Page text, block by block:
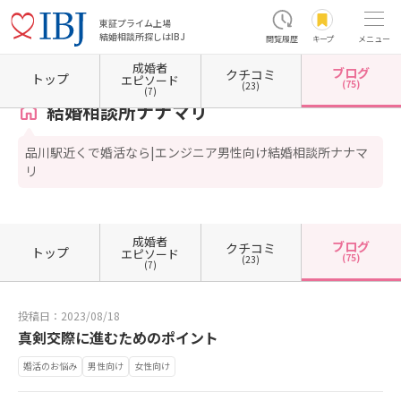
東証プライム上場
結婚相談所探しはIBJ
閲覧履歴 キープ メニュー
ホーム 東京都の結婚相談所 東京都港区 結婚相談所ナナマリ カウンセラーブログ一覧
結婚相談所ナナマリ
品川駅近くで婚活なら|エンジニア男性向け結婚相談所ナナマ
リ
トップ
成婚者
エピソード
(7)
クチコミ
(23)
ブログ
(75)
トップ
成婚者
エピソード
(7)
クチコミ
(23)
ブログ
(75)
投稿日：2023/08/18
真剣交際に進むためのポイント
婚活のお悩み 男性向け 女性向け